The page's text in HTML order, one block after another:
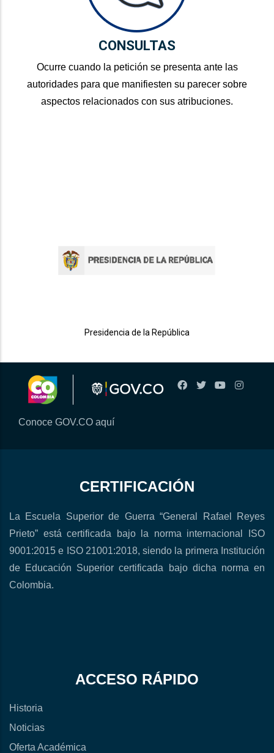
CONSULTAS
Ocurre cuando la petición se presenta ante las
autoridades para que manifiesten su parecer sobre
aspectos relacionados con sus atribuciones.
Presidencia de la República
Conoce GOV.CO aquí
CERTIFICACIÓN
La Escuela Superior de Guerra “General Rafael Reyes
Prieto” está certificada bajo la norma internacional ISO
9001:2015 e ISO 21001:2018, siendo la primera Institución
de Educación Superior certificada bajo dicha norma en
Colombia.
ACCESO RÁPIDO
Historia
Noticias
Oferta Académica